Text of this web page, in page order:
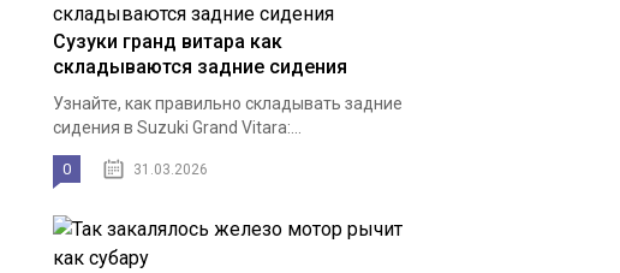
Сузуки гранд витара как
складываются задние сидения
Узнайте, как правильно складывать задние
сидения в Suzuki Grand Vitara:...
0 31.03.2026